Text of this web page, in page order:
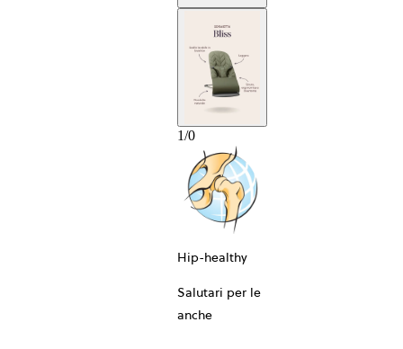
1/0
Hip-healthy
Salutari per le
anche
10-ANNI